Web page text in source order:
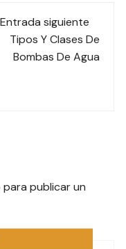
Entrada siguiente
Tipos Y Clases De
Bombas De Agua
para publicar un